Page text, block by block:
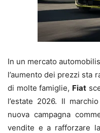
In un mercato
l’aumento dei prezzi sta
di molte famiglie, Fiat
l’estate 2026. Il
nuova campagna
vendite e a rafforzare